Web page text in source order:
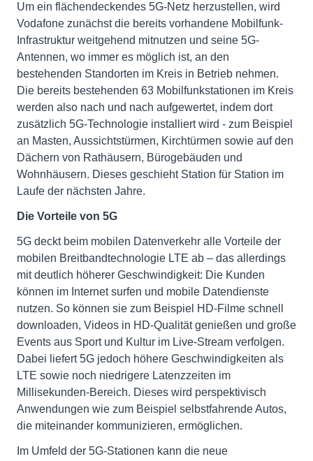
Um ein flächendeckendes 5G-Netz herzustellen, wird
Vodafone zunächst die bereits vorhandene Mobilfunk-
Infrastruktur weitgehend mitnutzen und seine 5G-
Antennen, wo immer es möglich ist, an den
bestehenden Standorten im Kreis in Betrieb nehmen.
Die bereits bestehenden 63 Mobilfunkstationen im Kreis
werden also nach und nach aufgewertet, indem dort
zusätzlich 5G-Technologie installiert wird - zum Beispiel
an Masten, Aussichtstürmen, Kirchtürmen sowie auf den
Dächern von Rathäusern, Bürogebäuden und
Wohnhäusern. Dieses geschieht Station für Station im
Laufe der nächsten Jahre.
Die Vorteile von 5G
5G deckt beim mobilen Datenverkehr alle Vorteile der
mobilen Breitbandtechnologie LTE ab – das allerdings
mit deutlich höherer Geschwindigkeit: Die Kunden
können im Internet surfen und mobile Datendienste
nutzen. So können sie zum Beispiel HD-Filme schnell
downloaden, Videos in HD-Qualität genießen und große
Events aus Sport und Kultur im Live-Stream verfolgen.
Dabei liefert 5G jedoch höhere Geschwindigkeiten als
LTE sowie noch niedrigere Latenzzeiten im
Millisekunden-Bereich. Dieses wird perspektivisch
Anwendungen wie zum Beispiel selbstfahrende Autos,
die miteinander kommunizieren, ermöglichen.
Im Umfeld der 5G-Stationen kann die neue